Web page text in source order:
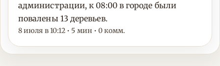
администрации, к 08:00 в городе были
повалены 13 деревьев.
8 июля в 10:12 • 5 мин • 0 комм.